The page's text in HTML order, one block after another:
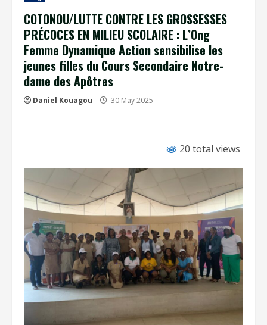
COTONOU/LUTTE CONTRE LES GROSSESSES
PRÉCOCES EN MILIEU SCOLAIRE : L’Ong
Femme Dynamique Action sensibilise les
jeunes filles du Cours Secondaire Notre-
dame des Apôtres
Daniel Kouagou 30 May 2025
20 total views